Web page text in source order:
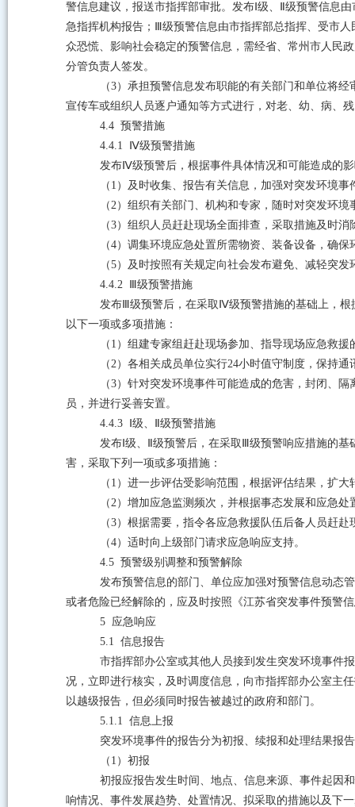
警信息建议，报送市指挥部审批。发布 级、
级预警信息
急指挥机构报告；
级预警信息由市指挥部总指挥、受市
众恐慌、影响社会稳定的预警信息，需经省、常州市人民
分管负责人签发。
（3）承担预警信息发布职能的有关部门和单位将
宣传车或组织人员逐户通知等方式进行，对老、幼、病、
4.4 预警措施
4.4.1 Ⅳ级预警措施
发布Ⅳ级预警后，根据事件具体情况和可能造成的
（ 1 ）及时收集、报告有关信息，加强对突发环境事
（2）组织有关部门、机构和专家，随时对突发环
（3）组织人员赶赴现场全面排查，采取措施及时消
（4）调集环境应急处置所需物资、装备设备，确保
（5）及时按照有关规定向社会发布避免、减轻突发
4.4.2 Ⅲ 级预警措施
发布Ⅲ 级预警后，在采取 Ⅳ级预警措施的基础上，
以下一项或多项措施：
（ 1 ）组建专家组赶赴现场参加、指导现场应急救援
（2）各相关成员单位实行24小时值守制度，保持通
（3）针对突发环境事件可能造成的危害，封闭、
员，并进行妥善安置。
4.4.3 Ⅰ 级、
级预警措施
发布Ⅰ 级、 级预警后，在采取
级预警响应措施的基
害，采取下列一项或多项措施：
（ 1 ）进一步评估受影响范围，根据评估结果，扩大
（2）增加应急监测频次，并根据事态发展和应急处
（3）根据需要，指令各应急救援队伍后备人员赶赴
（4）适时向上级部门请求应急响应支持。
4.5 预警级别调整和预警解除
发布预警信息的部门、单位应加强对预警信息动态
或者危险已经解除的，应及时按照《江苏省突发事件预警
5 应急响应
5.1 信息报告
市指挥部办公室或其他人员接到发生突发环境事件
况，立即进行核实，及时调度信息，向市指挥部办公室主
以越级报告，但必须同时报告被越过的政府和部门。
5.1.1 信息上报
突发环境事件的报告分为初报、续报和处理结果报
（ 1 ）初报
初报应报告发生时间、地点、信息来源、事件起因
响情况、事件发展趋势、处置情况、拟采取的措施以及下